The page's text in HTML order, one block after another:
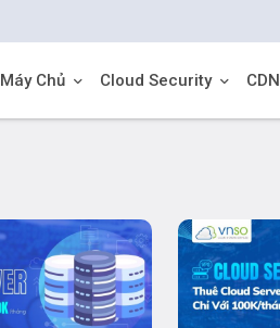
Máy Chủ Cloud Security CDN